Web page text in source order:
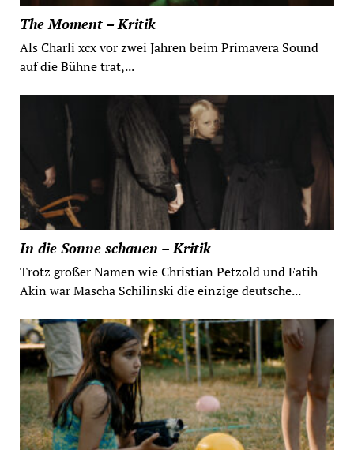
The Moment – Kritik
Als Charli xcx vor zwei Jahren beim Primavera Sound
auf die Bühne trat,...
In die Sonne schauen – Kritik
Trotz großer Namen wie Christian Petzold und Fatih
Akin war Mascha Schilinski die einzige deutsche...